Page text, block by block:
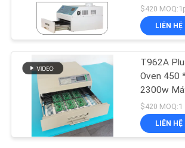
VỚI
CHÚNG
TÔI
TỨC
Bộ nạp SMT
Trạm sưởi
hồng ngoại
$420
LIÊN HỆ
T962A
Oven 450
2300w
ngoại PCB
$420 MOQ:1
LIÊN HỆ